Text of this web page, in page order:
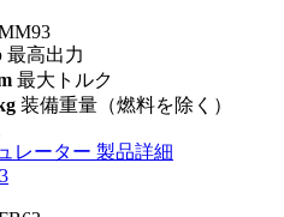
最高出力
最大トルク
装備重量（燃料を除く）
レーター 製品詳細